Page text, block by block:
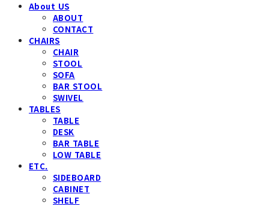
About US
ABOUT
CONTACT
CHAIRS
CHAIR
STOOL
SOFA
BAR STOOL
SWIVEL
TABLES
TABLE
DESK
BAR TABLE
LOW TABLE
ETC.
SIDEBOARD
CABINET
SHELF